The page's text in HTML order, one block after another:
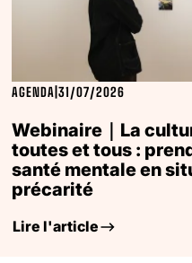
AGENDA 31/07/2026
Webinaire｜La
toutes et tous :
santé mentale en
précarité
Lire l'article